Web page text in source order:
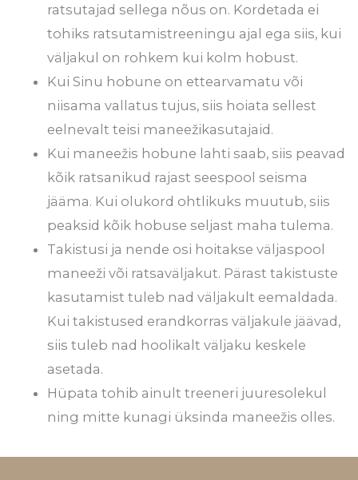
ratsutajad sellega nõus on. Kordetada ei
tohiks ratsutamistreeningu ajal ega siis, kui
väljakul on rohkem kui kolm hobust.
Kui Sinu hobune on ettearvamatu või
niisama vallatus tujus, siis hoiata sellest
eelnevalt teisi maneežikasutajaid.
Kui maneežis hobune lahti saab, siis peavad
kõik ratsanikud rajast seespool seisma
jääma. Kui olukord ohtlikuks muutub, siis
peaksid kõik hobuse seljast maha tulema.
Takistusi ja nende osi hoitakse väljaspool
maneeži või ratsaväljakut. Pärast takistuste
kasutamist tuleb nad väljakult eemaldada.
Kui takistused erandkorras väljakule jäävad,
siis tuleb nad hoolikalt väljaku keskele
asetada.
Hüpata tohib ainult treeneri juuresolekul
ning mitte kunagi üksinda maneežis olles.